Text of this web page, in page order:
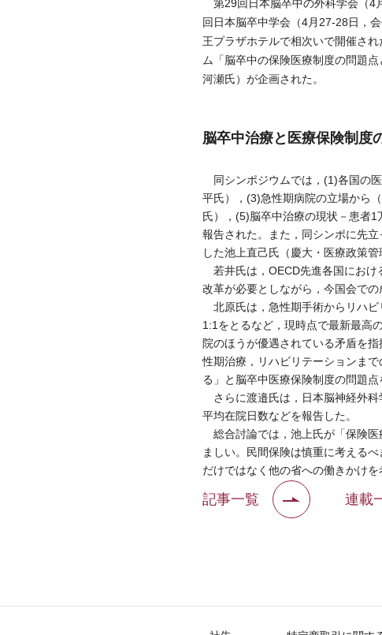
第29回日本脳卒中の外科学会（
回日本脳卒中学会（4月27-28日，
王プラザホテルで相次いで開催さ
ム「脳卒中の保険医療制度の問題
河瀬氏）が企画された。
脳卒中治療と医療保険制度
同シンポジウムでは，(1)各国の
平氏），(3)急性期病院の立場から
氏），(5)脳卒中治療の現状－患者
報告された。また，同シンポに先
した池上直己氏（慶大・医療政策
若井氏は，OECD先進各国におけ
改革が必要としながら，今国会で
北原氏は，急性期手術からリハビ
1:1をとるなど，現時点で最新最高
院のほうが優遇されている矛盾を
性期治療，リハビリテーションま
る」と脳卒中医療保険制度の問題点
さらに渡邉氏は，日本脳神経外科
平均在院日数などを報告した。
総合討論では，池上氏が「保険医
ましい。民間保険は慎重に考える
だけではなく他の省への働きかけを
記事一覧 連載